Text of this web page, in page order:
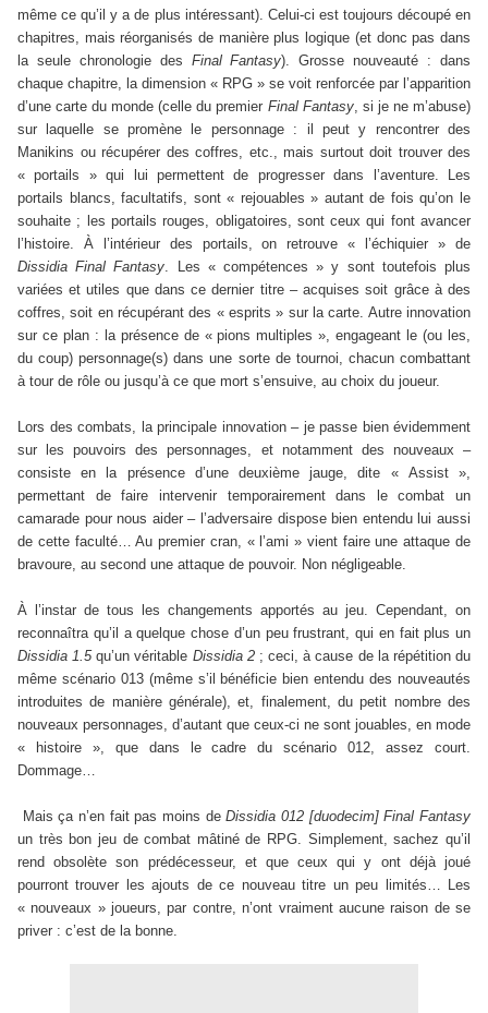
même ce qu’il y a de plus intéressant). Celui-ci est toujours découpé en
chapitres, mais réorganisés de manière plus logique (et donc pas dans
la seule chronologie des Final Fantasy). Grosse nouveauté : dans
chaque chapitre, la dimension « RPG » se voit renforcée par l’apparition
d’une carte du monde (celle du premier Final Fantasy, si je ne m’abuse)
sur laquelle se promène le personnage : il peut y rencontrer des
Manikins ou récupérer des coffres, etc., mais surtout doit trouver des
« portails » qui lui permettent de progresser dans l’aventure. Les
portails blancs, facultatifs, sont « rejouables » autant de fois qu’on le
souhaite ; les portails rouges, obligatoires, sont ceux qui font avancer
l’histoire. À l’intérieur des portails, on retrouve « l’échiquier » de
Dissidia Final Fantasy. Les « compétences » y sont toutefois plus
variées et utiles que dans ce dernier titre – acquises soit grâce à des
coffres, soit en récupérant des « esprits » sur la carte. Autre innovation
sur ce plan : la présence de « pions multiples », engageant le (ou les,
du coup) personnage(s) dans une sorte de tournoi, chacun combattant
à tour de rôle ou jusqu’à ce que mort s’ensuive, au choix du joueur.
Lors des combats, la principale innovation – je passe bien évidemment
sur les pouvoirs des personnages, et notamment des nouveaux –
consiste en la présence d’une deuxième jauge, dite « Assist »,
permettant de faire intervenir temporairement dans le combat un
camarade pour nous aider – l’adversaire dispose bien entendu lui aussi
de cette faculté… Au premier cran, « l’ami » vient faire une attaque de
bravoure, au second une attaque de pouvoir. Non négligeable.
À l’instar de tous les changements apportés au jeu. Cependant, on
reconnaîtra qu’il a quelque chose d’un peu frustrant, qui en fait plus un
Dissidia 1.5qu’un véritable Dissidia 2; ceci, à cause de la répétition du
même scénario 013 (même s’il bénéficie bien entendu des nouveautés
introduites de manière générale), et, finalement, du petit nombre des
nouveaux personnages, d’autant que ceux-ci ne sont jouables, en mode
« histoire », que dans le cadre du scénario 012, assez court.
Dommage…
Mais ça n’en fait pas moins deDissidia 012 [duodecim] Final Fantasy
un très bon jeu de combat mâtiné de RPG. Simplement, sachez qu’il
rend obsolète son prédécesseur, et que ceux qui y ont déjà joué
pourront trouver les ajouts de ce nouveau titre un peu limités… Les
« nouveaux » joueurs, par contre, n’ont vraiment aucune raison de se
priver : c’est de la bonne.